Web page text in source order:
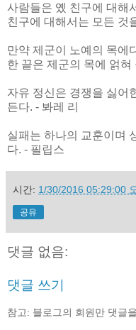
사람들은 옜 친구에 대해
친구에 대해서는 모든 것
만약 제군이 노예의 목에
한 끝은 제군의 목에 얽혀
자유 정신은 경쟁을 싫어
든다. - 봐레 리
실패는 하나의 교훈이며
다. - 필립스
시간: 1/30/2016 05:29:00
공유
댓글 없음:
댓글 쓰기
참고: 블로그의 회원만 댓글